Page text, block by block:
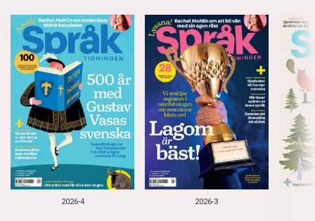
2026-4 2026-3